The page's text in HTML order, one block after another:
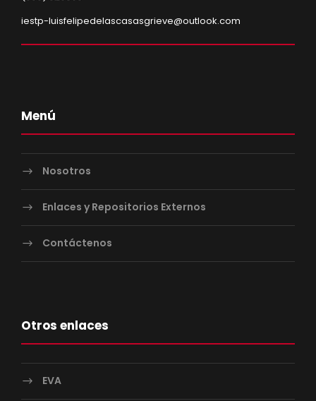
iestp-luisfelipedelascasasgrieve@outlook.com
Menú
Nosotros
Enlaces y Repositorios Externos
Contáctenos
Otros enlaces
EVA